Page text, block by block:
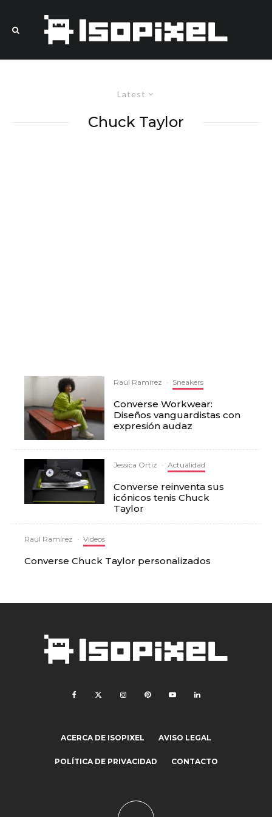
Latest
Chuck Taylor
Raúl Ramírez · Sneakers
Converse Workwear:
Diseños vanguardistas con
expresión audaz
Jessica Ortiz · Actualidad
Converse reinventa sus
icónicos tenis Chuck
Taylor
Raúl Ramírez · Videos
Converse Chuck Taylor personalizados
ACERCA DE ISOPIXEL AVISO LEGAL
POLÍTICA DE PRIVACIDAD CONTACTO